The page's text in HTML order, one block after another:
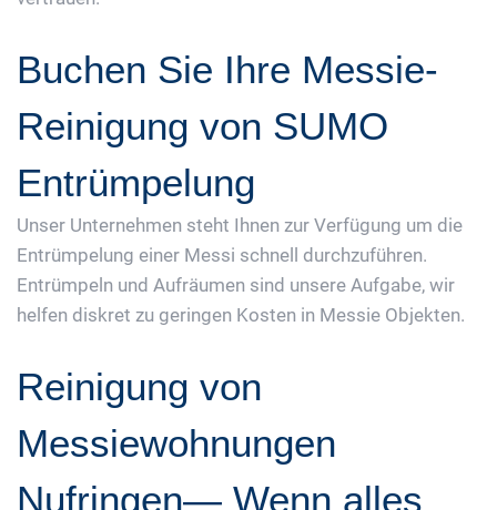
Buchen Sie Ihre Messie-
Reinigung von SUMO
Entrümpelung
Unser Unternehmen steht Ihnen zur Verfügung um die
Entrümpelung einer Messi schnell durchzuführen.
Entrümpeln und Aufräumen sind unsere Aufgabe, wir
helfen diskret zu geringen Kosten in Messie Objekten.
Reinigung von
Messiewohnungen
Nufringen— Wenn alles